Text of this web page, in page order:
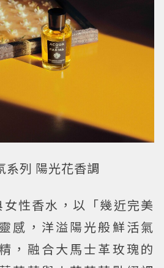
列 陽光花香調
性香水，以「幾近完美
感，洋溢陽光般鮮活氣
，融合大馬士革玫瑰的